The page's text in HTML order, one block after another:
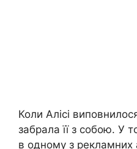
Коли Алісі
забрала її з собою. У
в одному з рекламних